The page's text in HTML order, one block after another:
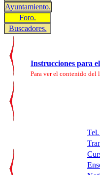
Ayuntamiento.
Foro.
Buscadores.
Instrucciones para
Para ver el contenido del